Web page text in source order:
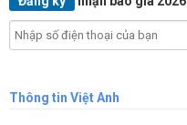
Thông tin Việt Anh